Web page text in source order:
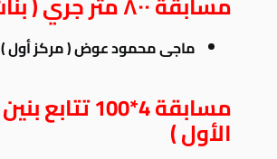
ماجى محمود عوض ( مركز أول )
مسابقة 4*100 تتابع بنين
الأول )